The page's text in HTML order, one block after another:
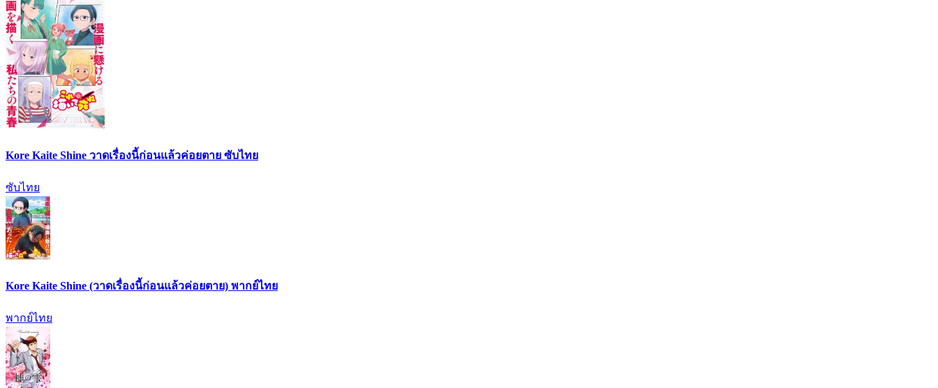
Kore Kaite Shine วาดเรื่องนี้ก่อนแล้วค่อยตาย ซับไทย
ซับไทย
Kore Kaite Shine (วาดเรื่องนี้ก่อนแล้วค่อยตาย) พากย์ไทย
พากย์ไทย